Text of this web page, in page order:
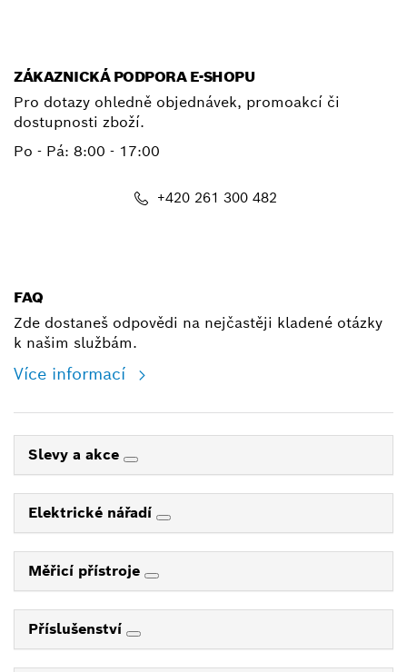
ZÁKAZNICKÁ PODPORA E-SHOPU
Pro dotazy ohledně objednávek, promoakcí či
dostupnosti zboží.
Po - Pá: 8:00 - 17:00
+420 261 300 482
FAQ
Zde dostaneš odpovědi na nejčastěji kladené otázky
k našim službám.
Více informací
Slevy a akce
Elektrické nářadí
Měřicí přístroje
Příslušenství